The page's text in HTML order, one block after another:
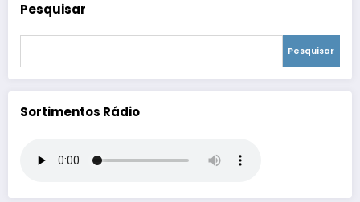
Pesquisar
Pesquisar
Sortimentos Rádio